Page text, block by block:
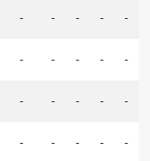
- - - - -
- - - - -
- - - - -
- - - - -